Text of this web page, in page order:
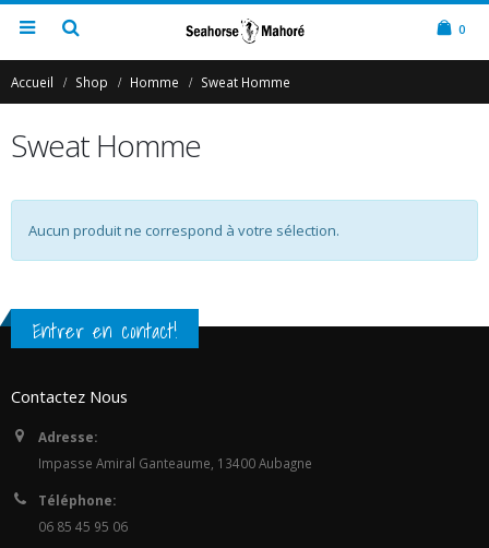
0
Accueil Shop Homme Sweat Homme
Sweat Homme
Aucun produit ne correspond à votre sélection.
Entrer en contact!
Contactez Nous
Adresse:
Impasse Amiral Ganteaume, 13400 Aubagne
Téléphone:
06 85 45 95 06